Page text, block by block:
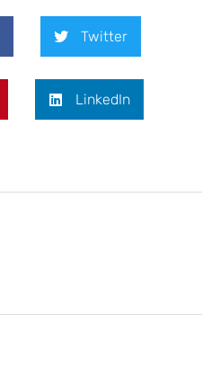
Twitter
LinkedIn